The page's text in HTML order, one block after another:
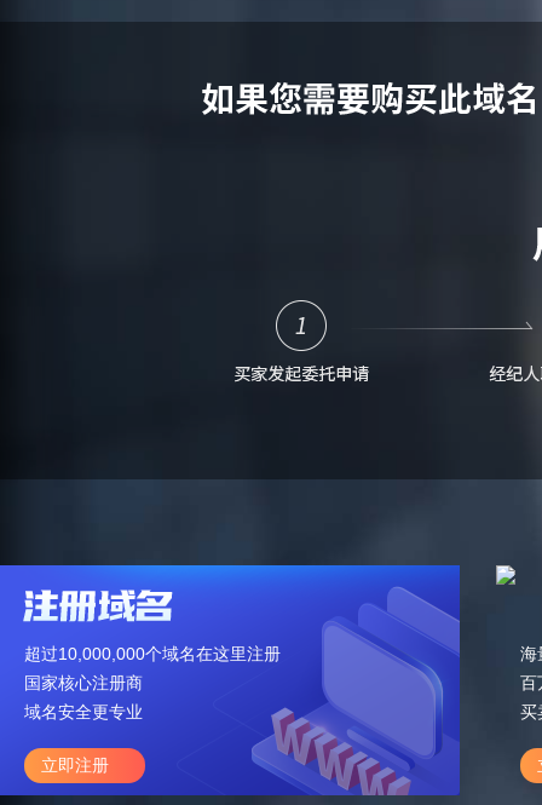
超过10,000,000个域名在这里注册
国家核心注册商
域名安全更专业
立即注册
海
百
买